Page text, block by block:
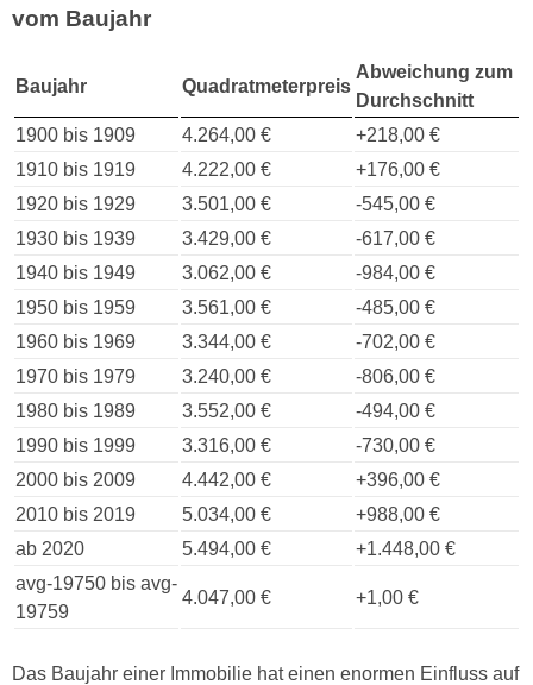
vom Baujahr
Baujahr Quadratmeterpreis
Abweichung zum
Durchschnitt
1900 bis 1909
4.264,00 €
+218,00 €
1910 bis 1919
4.222,00 €
+176,00 €
1920 bis 1929
3.501,00 €
-545,00 €
1930 bis 1939
3.429,00 €
-617,00 €
1940 bis 1949
3.062,00 €
-984,00 €
1950 bis 1959
3.561,00 €
-485,00 €
1960 bis 1969
3.344,00 €
-702,00 €
1970 bis 1979
3.240,00 €
-806,00 €
1980 bis 1989
3.552,00 €
-494,00 €
1990 bis 1999
3.316,00 €
-730,00 €
2000 bis 2009
4.442,00 €
+396,00 €
2010 bis 2019
5.034,00 €
+988,00 €
ab 2020
5.494,00 €
+1.448,00 €
avg-19750 bis avg-
19759
4.047,00 € +1,00 €
Das Baujahr einer Immobilie hat einen enormen Einfluss auf